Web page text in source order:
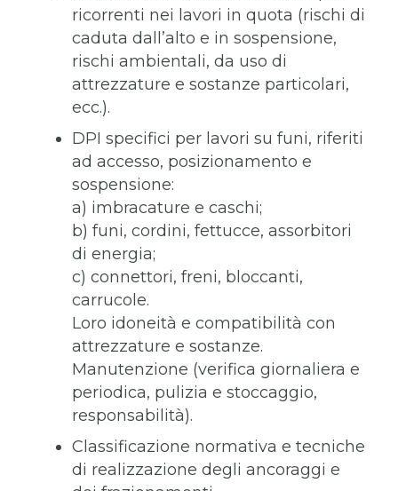
ricorrenti nei lavori in quota (rischi di
caduta dall’alto e in sospensione,
rischi ambientali, da uso di
attrezzature e sostanze particolari,
ecc.).
DPI specifici per lavori su funi, riferiti
ad accesso, posizionamento e
sospensione:
a) imbracature e caschi;
b) funi, cordini, fettucce, assorbitori
di energia;
c) connettori, freni, bloccanti,
carrucole.
Loro idoneità e compatibilità con
attrezzature e sostanze.
Manutenzione (verifica giornaliera e
periodica, pulizia e stoccaggio,
responsabilità).
Classificazione normativa e tecniche
di realizzazione degli ancoraggi e